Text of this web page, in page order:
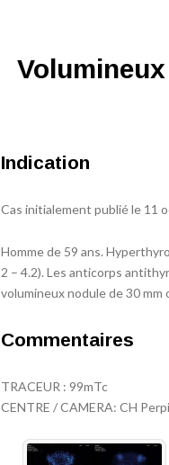
Indication
Cas initialement publié le 11
Homme de 59 ans.
2 – 4.2). Les anticorps
volumineux nodule de 30
Commentaires
TRACEUR : 99mTc
CENTRE / CAMERA: CH